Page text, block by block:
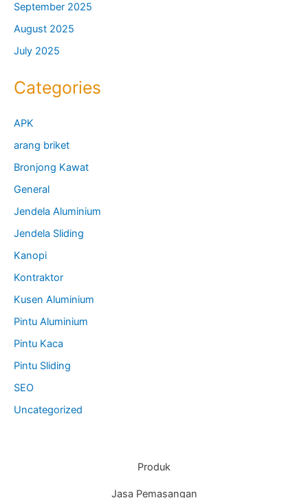
September 2025
August 2025
July 2025
Categories
APK
arang briket
Bronjong Kawat
General
Jendela Aluminium
Jendela Sliding
Kanopi
Kontraktor
Kusen Aluminium
Pintu Aluminium
Pintu Kaca
Pintu Sliding
SEO
Uncategorized
Produk
Jasa Pemasangan